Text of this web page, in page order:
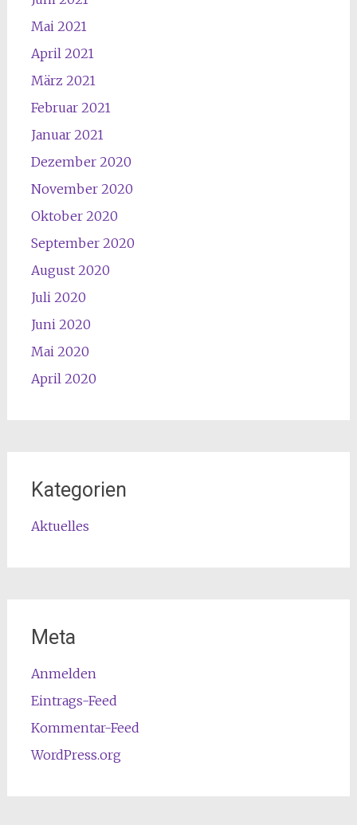
Mai 2021
April 2021
März 2021
Februar 2021
Januar 2021
Dezember 2020
November 2020
Oktober 2020
September 2020
August 2020
Juli 2020
Juni 2020
Mai 2020
April 2020
Kategorien
Aktuelles
Meta
Anmelden
Eintrags-Feed
Kommentar-Feed
WordPress.org